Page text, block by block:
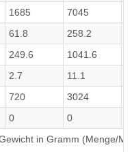
1685 7045
61.8 258.2
249.6 1041.6
2.7 11.1
720 3024
0 0
in Gramm (Menge/